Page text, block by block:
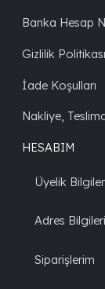
Banka Hesap
Gizlilik Politikası
İade Koşulları
Nakliye,
HESABIM
Üyelik
Adres
Siparişlerim